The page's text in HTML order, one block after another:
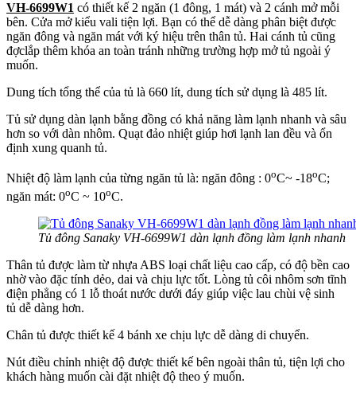
VH-6699W1 có thiết kế 2 ngăn (1 đông, 1 mát) và 2 cánh mở mỗi
bên. Cửa mở kiểu vali tiện lợi. Bạn có thể dễ dàng phân biệt được
ngăn đông và ngăn mát với ký hiệu trên thân tủ. Hai cánh tủ cũng
đợclắp thêm khóa an toàn tránh những trường hợp mở tủ ngoài ý
muốn.
Dung tích tổng thể của tủ là 660 lít, dung tích sử dụng là 485 lít.
Tủ sử dụng dàn lạnh bằng đồng có khả năng làm lạnh nhanh và sâu
hơn so với dàn nhôm. Quạt đảo nhiệt giúp hơi lạnh lan đều và ổn
định xung quanh tủ.
Nhiệt độ làm lạnh của từng ngăn tủ là: ngăn đông : 0oC~ -18oC;
ngăn mát: 0oC ~ 10oC.
Tủ đông Sanaky VH-6699W1 dàn lạnh đồng làm lạnh nhanh
Thân tủ được làm từ nhựa ABS loại chất liệu cao cấp, có độ bền cao
nhờ vào đặc tính dẻo, dai và chịu lực tốt. Lòng tủ côi nhôm sơn tĩnh
điện phẳng có 1 lỗ thoát nước dưới đáy giúp việc lau chùi vệ sinh
tủ dễ dàng hơn.
Chân tủ được thiết kế 4 bánh xe chịu lực dễ dàng di chuyển.
Nút điều chỉnh nhiệt độ được thiết kế bên ngoài thân tủ, tiện lợi cho
khách hàng muốn cài đặt nhiệt độ theo ý muốn.